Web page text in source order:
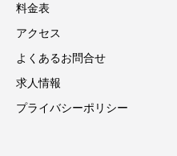
料金表
アクセス
よくあるお問合せ
求人情報
プライバシーポリシー